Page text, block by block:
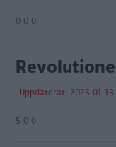
0 0 0
Uppdaterat: 2025-01-13
5 0 0